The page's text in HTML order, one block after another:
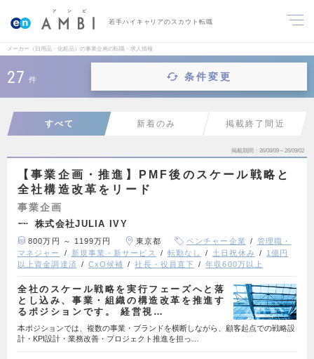
若手ハイキャリアのスカウト転職
メーカー（日用品・化粧品）の事業企画の転職・求人情報
27 件 条件変更
すべて 新着のみ 掲載終了間近
掲載期間 26/08/09～26/09/02
【事業企画・推進】PMF後のスケール戦略と
全社構造改革をリード
事業企画
株式会社JULIA IVY
800万円 ～ 1199万円 東京都 ベンチャー企業
管理職・
マネジャー
新規事業・新サービス 転勤なし 土日祝休み
1億円
以上資金調達済
CxO候補 社長・役員直下 年収600万以上
全社のスケール戦略を実行フェーズへと落
とし込み、事業・組織の構造改革を推進す
るポジションです。 経営視…
本ポジションでは、複数の事業・ブランドを横断しながら、顧客起点での戦略設
計・KPI設計・業務改善・プロジェクト推進を担っ…